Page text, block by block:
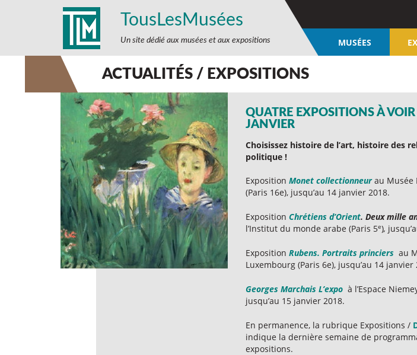
TousLesMusées
Un site dédié aux musées et aux expositions MUSÉES
ACTUALITÉS / EXPOSITIONS
QUATRE EXPOSITIONS À
JANVIER
Choisissez histoire de l’art, histoire des
politique !
Exposition Monet collectionneurau Musée
(Paris 16e), jusqu’au 14 janvier 2018.
Exposition Chrétiens d’Orient. Deux mille
l’Institut du monde arabe (Paris 5e),
Exposition Rubens. Portraits princiers au
Luxembourg (Paris 6e), jusqu’au 14 janvier
Georges Marchais L’expo à l’Espace
jusqu’au 15 janvier 2018.
En permanence, la rubrique Expositions /
indique la dernière semaine de
expositions.